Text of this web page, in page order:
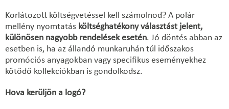
Korlátozott költségvetéssel kell számolnod? A polár
mellény nyomtatás költséghatékony választást jelent,
különösen nagyobb rendelések esetén. Jó döntés abban az
esetben is, ha az állandó munkaruhán túl időszakos
promóciós anyagokban vagy specifikus eseményekhez
kötődő kollekciókban is gondolkodsz.
Hova kerüljön a logó?